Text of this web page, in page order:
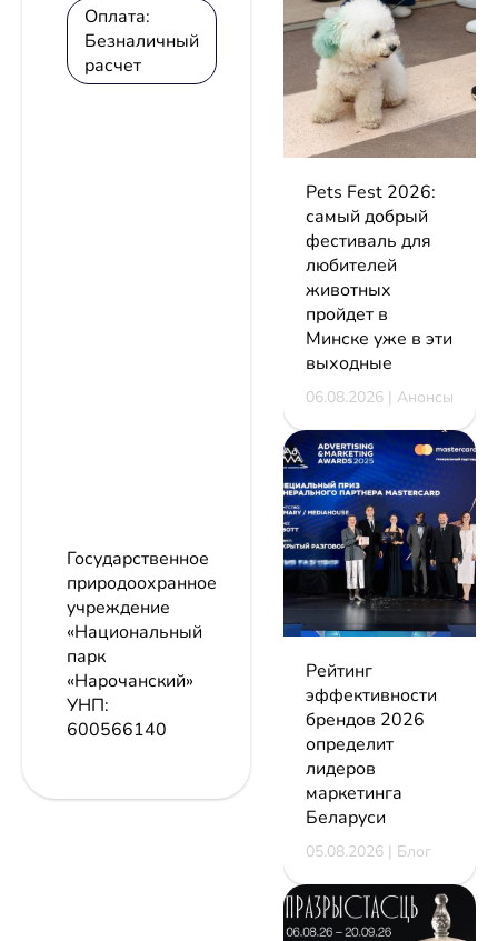
Оплата:
Безналичный
расчет
Государственное
природоохранное
учреждение
«Национальный
парк
«Нарочанский»
УНП:
600566140
Pets Fest 2026:
самый добрый
фестиваль для
любителей
животных
пройдет в
Минске уже в эти
выходные
06.08.2026 | Анонсы
Рейтинг
эффективности
брендов 2026
определит
лидеров
маркетинга
Беларуси
05.08.2026 | Блог